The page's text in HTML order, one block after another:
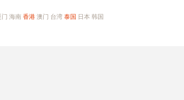
门 海南 香港 澳门 台湾 泰国 日本 韩国